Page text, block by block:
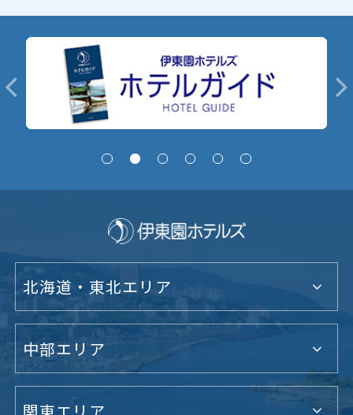
北海道・東北エリア
中部エリア